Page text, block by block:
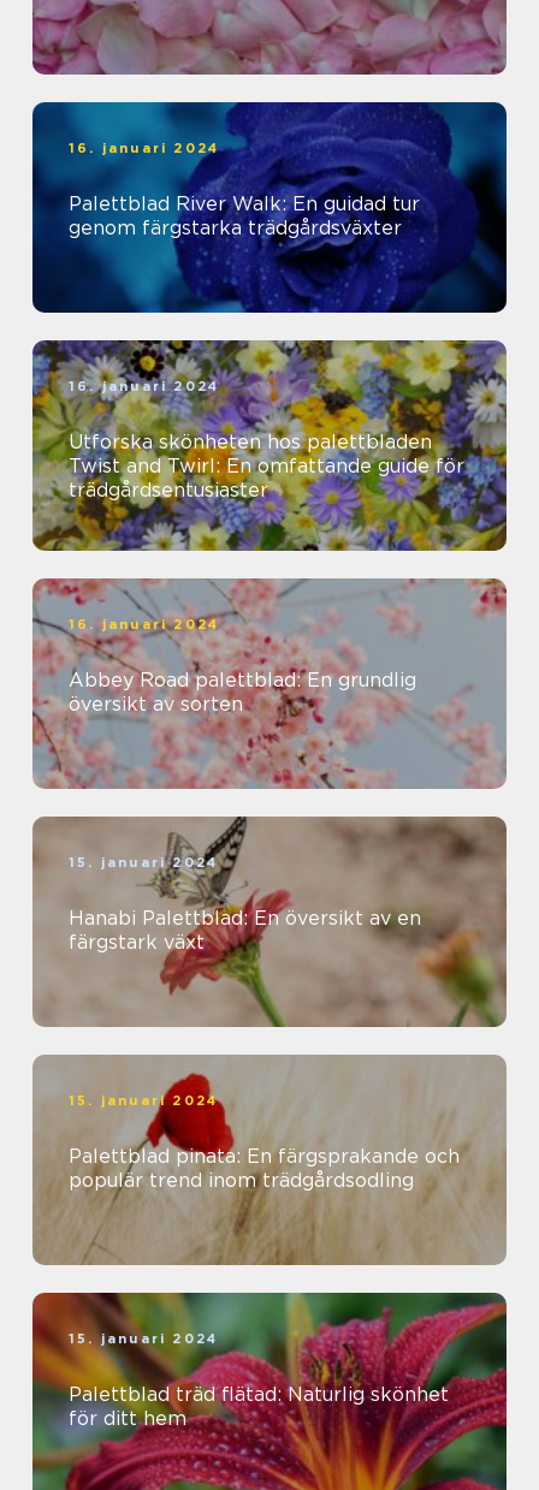
16. januari 2024
Palettblad River Walk: En guidad tur
genom färgstarka trädgårdsväxter
16. januari 2024
Utforska skönheten hos palettbladen
Twist and Twirl: En omfattande guide för
trädgårdsentusiaster
16. januari 2024
Abbey Road palettblad: En grundlig
översikt av sorten
15. januari 2024
Hanabi Palettblad: En översikt av en
färgstark växt
15. januari 2024
Palettblad pinata: En färgsprakande och
populär trend inom trädgårdsodling
15. januari 2024
Palettblad träd flätad: Naturlig skönhet
för ditt hem